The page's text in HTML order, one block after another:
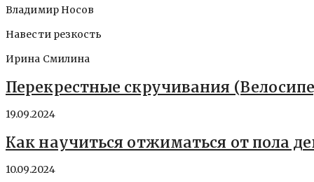
Владимир Носов
Навести резкость
Ирина Смилина
Перекрестные скручивания
19.09.2024
Как научиться отжиматься от пола
10.09.2024